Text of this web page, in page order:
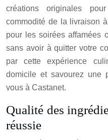
créations originales
commodité de la livraison
pour les soirées affamées
sans avoir à quitter votre
par cette expérience
domicile et savourez une
vous à Castanet.
Qualité des
réussie